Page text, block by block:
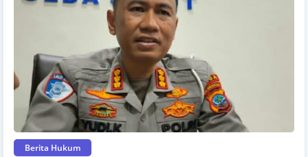
Berita Hukum